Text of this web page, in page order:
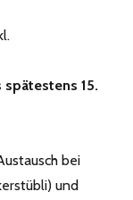
15.
bei
und